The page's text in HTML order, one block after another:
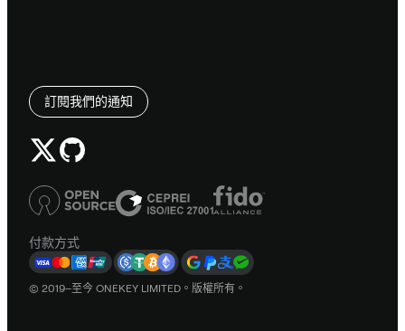
訂閱我們的通知
付款方式
© 2019–至今 ONEKEY LIMITED。版權所有。